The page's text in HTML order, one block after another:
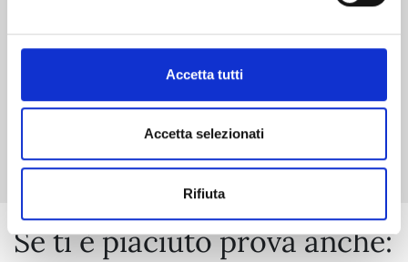
Accetta tutti
Accetta selezionati
Rifiuta
Mostra tutto
Se ti è piaciuto prova anche: